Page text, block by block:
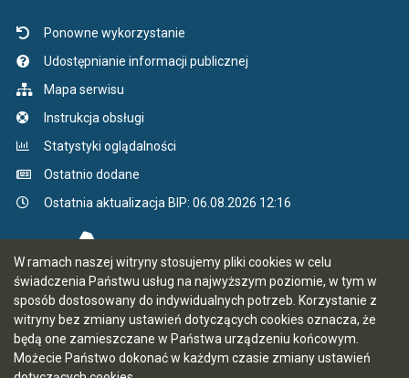
W ramach naszej witryny stosujemy pliki cookies w celu
świadczenia Państwu usług na najwyższym poziomie, w tym w
sposób dostosowany do indywidualnych potrzeb. Korzystanie z
witryny bez zmiany ustawień dotyczących cookies oznacza, że
będą one zamieszczane w Państwa urządzeniu końcowym.
Możecie Państwo dokonać w każdym czasie zmiany ustawień
Ponowne wykorzystanie
Udostępnianie informacji publicznej
Mapa serwisu
Instrukcja obsługi
Statystyki oglądalności
Ostatnio dodane
Ostatnia aktualizacja BIP: 06.08.2026 12:16